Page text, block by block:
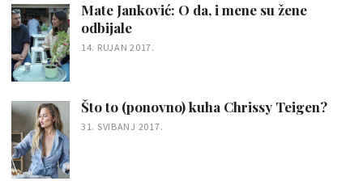
Mate Janković: O da, i mene su žene
odbijale
14. RUJAN 2017.
Što to (ponovno) kuha Chrissy Teigen?
31. SVIBANJ 2017.